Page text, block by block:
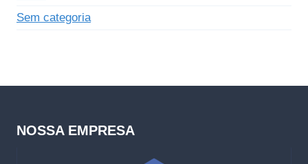
Sem categoria
NOSSA EMPRESA